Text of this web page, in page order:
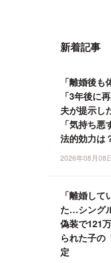
新着記事
「離婚後も
「3年後に
夫が提示し
「気持ち
法的効力は
2026年08月08
「離婚し
た…シング
偽装で121
られた子の
定